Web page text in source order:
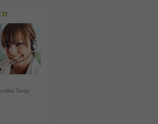
Twoje